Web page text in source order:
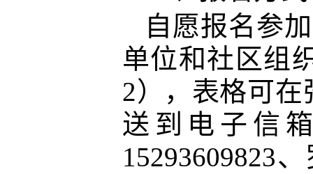
自愿报名参
单位和社区组
2），表格可在
送到电子信
15293609823